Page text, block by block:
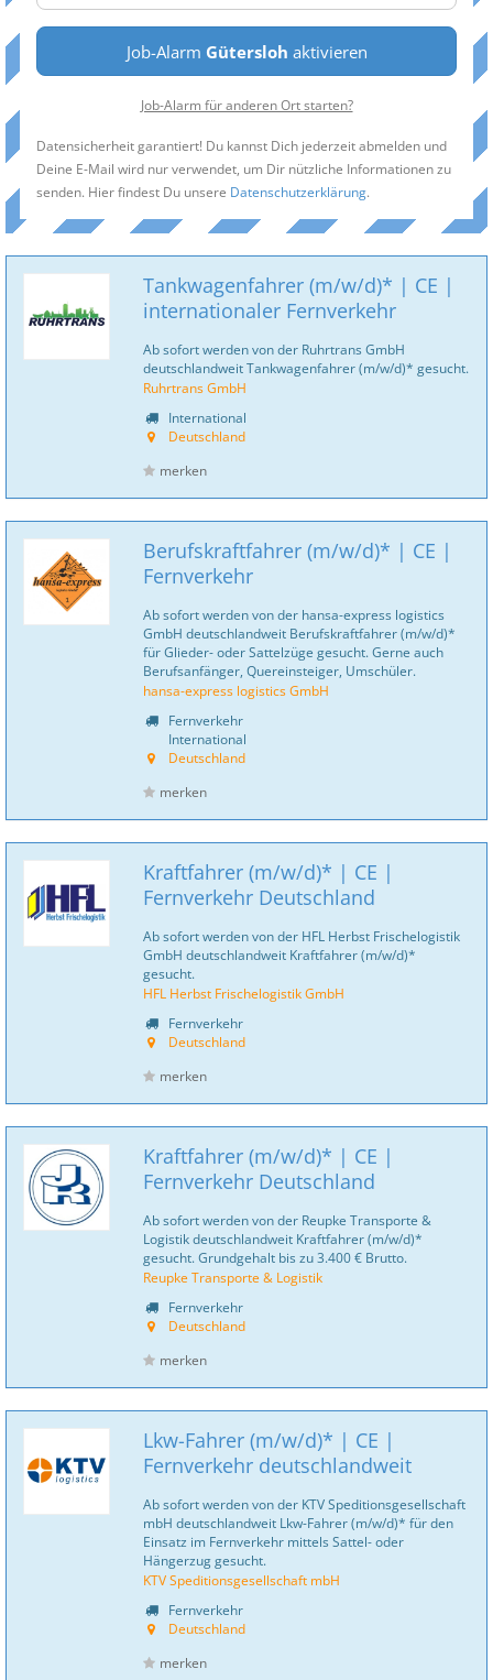
Job-Alarm Gütersloh aktivieren
Job-Alarm für anderen Ort starten?
Datensicherheit garantiert! Du kannst Dich jederzeit abmelden und
Deine E-Mail wird nur verwendet, um Dir nützliche Informationen zu
senden. Hier findest Du unsere Datenschutzerklärung.
Tankwagenfahrer (m/w/d)* | CE |
internationaler Fernverkehr
Ab sofort werden von der Ruhrtrans GmbH
deutschlandweit Tankwagenfahrer (m/w/d)* gesucht.
Ruhrtrans GmbH
International
Deutschland
merken
Berufskraftfahrer (m/w/d)* | CE |
Fernverkehr
Ab sofort werden von der hansa-express logistics
GmbH deutschlandweit Berufskraftfahrer (m/w/d)*
für Glieder- oder Sattelzüge gesucht. Gerne auch
Berufsanfänger, Quereinsteiger, Umschüler.
hansa-express logistics GmbH
Fernverkehr
International
Deutschland
merken
Kraftfahrer (m/w/d)* | CE |
Fernverkehr Deutschland
Ab sofort werden von der HFL Herbst Frischelogistik
GmbH deutschlandweit Kraftfahrer (m/w/d)*
gesucht.
HFL Herbst Frischelogistik GmbH
Fernverkehr
Deutschland
merken
Kraftfahrer (m/w/d)* | CE |
Fernverkehr Deutschland
Ab sofort werden von der Reupke Transporte &
Logistik deutschlandweit Kraftfahrer (m/w/d)*
gesucht. Grundgehalt bis zu 3.400 € Brutto.
Reupke Transporte & Logistik
Fernverkehr
Deutschland
merken
Lkw-Fahrer (m/w/d)* | CE |
Fernverkehr deutschlandweit
Ab sofort werden von der KTV Speditionsgesellschaft
mbH deutschlandweit Lkw-Fahrer (m/w/d)* für den
Einsatz im Fernverkehr mittels Sattel- oder
Hängerzug gesucht.
KTV Speditionsgesellschaft mbH
Fernverkehr
Deutschland
merken